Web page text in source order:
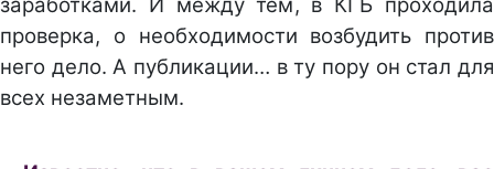
проверка, о необходимости возбудить против
него дело. А публикации… в ту пору он стал для
всех незаметным.